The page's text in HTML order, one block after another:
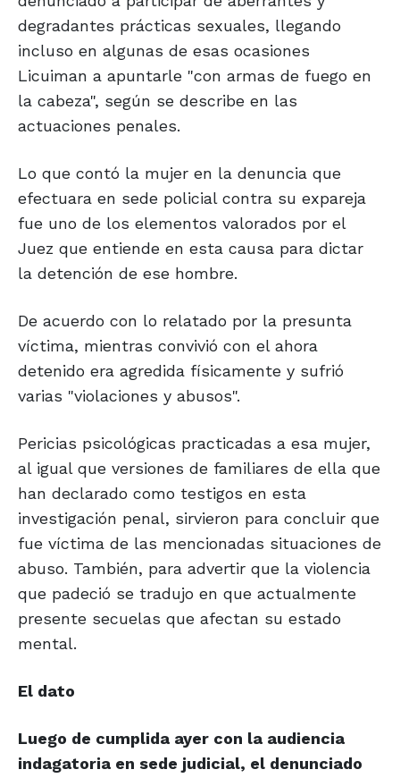
degradantes prácticas sexuales, llegando
incluso en algunas de esas ocasiones
Licuiman a apuntarle "con armas de fuego en
la cabeza", según se describe en las
actuaciones penales.
Lo que contó la mujer en la denuncia que
efectuara en sede policial contra su expareja
fue uno de los elementos valorados por el
Juez que entiende en esta causa para dictar
la detención de ese hombre.
De acuerdo con lo relatado por la presunta
víctima, mientras convivió con el ahora
detenido era agredida físicamente y sufrió
varias "violaciones y abusos".
Pericias psicológicas practicadas a esa mujer,
al igual que versiones de familiares de ella que
han declarado como testigos en esta
investigación penal, sirvieron para concluir que
fue víctima de las mencionadas situaciones de
abuso. También, para advertir que la violencia
que padeció se tradujo en que actualmente
presente secuelas que afectan su estado
mental.
El dato
Luego de cumplida ayer con la audiencia
indagatoria en sede judicial, el denunciado